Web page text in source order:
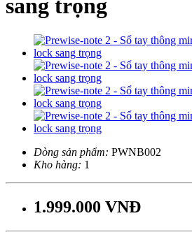
sang trọng
Dòng sản phẩm: PWNB002
Kho hàng: 1
1.999.000 VNĐ